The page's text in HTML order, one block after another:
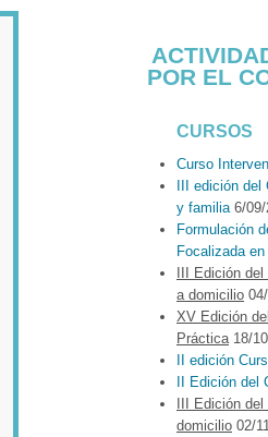
POR EL
CURSOS
Curso
III edición
y familia 6/09/
Formulación
Focalizada
III Edición
a domicilio
XV Edición
Práctica 18/
II edición
II Edición
III Edición
domicilio 02/